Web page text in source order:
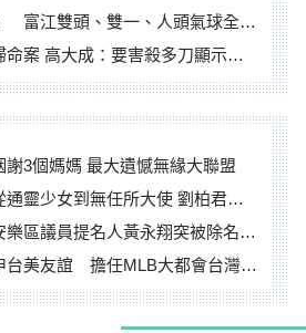
富江雙頭、雙一、人頭氣球全登場
高大成：要害殺多刀顯示怨恨深
3個媽媽 最大遺憾無緣大聯盟
到無任所大使 劉柏君女裁判人生國際發光
員提名人黃永翔突被除名 將另提他人
友誼 擔任MLB大都會台灣日開球嘉賓